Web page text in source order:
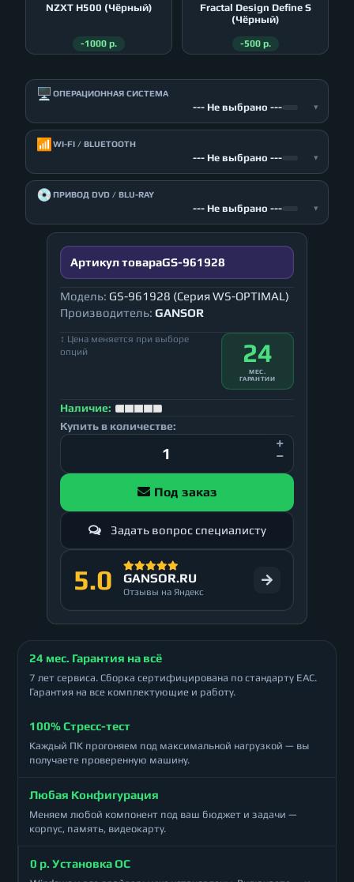
NZXT H500 (Чёрный)
-1000 р.
Fractal Design Define S
(Чёрный)
-500 р.
🖥️ ОПЕРАЦИОННАЯ СИСТЕМА
--- Не выбрано --- ▾
📶 WI-FI / BLUETOOTH
--- Не выбрано --- ▾
💿ПРИВОД DVD / BLU-RAY
--- Не выбрано --- ▾
Артикул товараGS-961928
Модель: GS-961928 (Серия WS-OPTIMAL)
Производитель: GANSOR
↕ Цена меняется при выборе
опций
24
МЕС.
ГАРАНТИИ
Наличие:
Купить в количестве:
Под заказ
Задать вопрос специалисту
5.0 GANSOR.RU
Отзывы на Яндекс
24 мес. Гарантия на всё
7 лет сервиса. Сборка сертифицирована по стандарту ЕАС.
Гарантия на все комплектующие и работу.
100% Стресс-тест
Каждый ПК прогоняем под максимальной нагрузкой — вы
получаете проверенную машину.
Любая Конфигурация
Меняем любой компонент под ваш бюджет и задачи —
корпус, память, видеокарту.
0 р. Установка ОС